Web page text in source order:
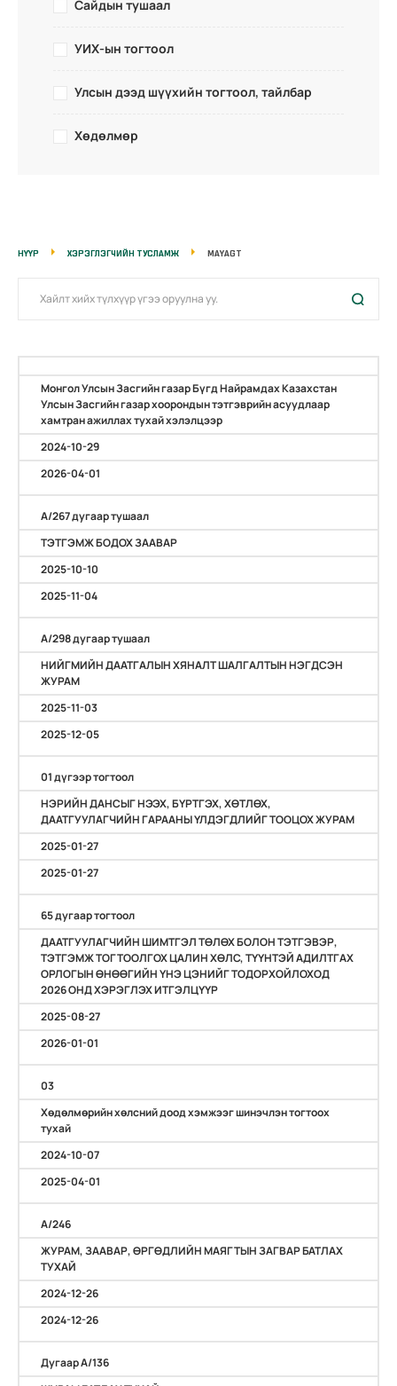
Сайдын тушаал
УИХ-ын тогтоол
Улсын дээд шүүхийн тогтоол, тайлбар
Хөдөлмөр
НҮҮР ХЭРЭГЛЭГЧИЙН ТУСЛАМЖ MAYAGT
Монгол Улсын Засгийн газар Бүгд Найрамдах Казахстан
Улсын Засгийн газар хоорондын тэтгэврийн асуудлаар
хамтран ажиллах тухай хэлэлцээр
2024-10-29
2026-04-01
А/267 дугаар тушаал
ТЭТГЭМЖ БОДОХ ЗААВАР
2025-10-10
2025-11-04
А/298 дугаар тушаал
НИЙГМИЙН ДААТГАЛЫН ХЯНАЛТ ШАЛГАЛТЫН НЭГДСЭН
ЖУРАМ
2025-11-03
2025-12-05
01 дүгээр тогтоол
НЭРИЙН ДАНСЫГ НЭЭХ, БҮРТГЭХ, ХӨТЛӨХ,
ДААТГУУЛАГЧИЙН ГАРААНЫ ҮЛДЭГДЛИЙГ ТООЦОХ ЖУРАМ
2025-01-27
2025-01-27
65 дугаар тогтоол
ДААТГУУЛАГЧИЙН ШИМТГЭЛ ТӨЛӨХ БОЛОН ТЭТГЭВЭР,
ТЭТГЭМЖ ТОГТООЛГОХ ЦАЛИН ХӨЛС, ТҮҮНТЭЙ АДИЛТГАХ
ОРЛОГЫН ӨНӨӨГИЙН ҮНЭ ЦЭНИЙГ ТОДОРХОЙЛОХОД
2026 ОНД ХЭРЭГЛЭХ ИТГЭЛЦҮҮР
2025-08-27
2026-01-01
03
Хөдөлмөрийн хөлсний доод хэмжээг шинэчлэн тогтоох
тухай
2024-10-07
2025-04-01
A/246
ЖУРАМ, ЗААВАР, ӨРГӨДЛИЙН МАЯГТЫН ЗАГВАР БАТЛАХ
ТУХАЙ
2024-12-26
2024-12-26
Дугаар А/136